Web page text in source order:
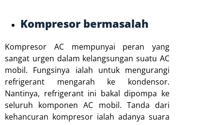
Kompresor bermasalah
Kompresor AC mempunyai peran yang
sangat urgen dalam kelangsungan suatu AC
mobil. Fungsinya ialah untuk mengurangi
refrigerant mengarah ke kondensor.
Nantinya, refrigerant ini bakal dipompa ke
seluruh komponen AC mobil. Tanda dari
kehancuran kompresor ialah adanya suara